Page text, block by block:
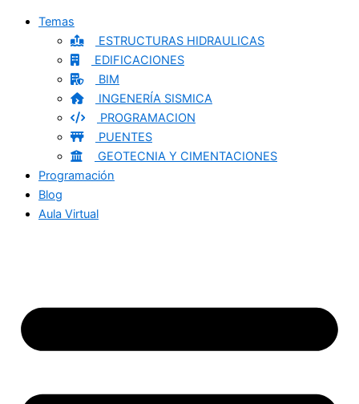
Temas
ESTRUCTURAS HIDRAULICAS
EDIFICACIONES
BIM
INGENERÍA SISMICA
PROGRAMACION
PUENTES
GEOTECNIA Y CIMENTACIONES
Programación
Blog
Aula Virtual